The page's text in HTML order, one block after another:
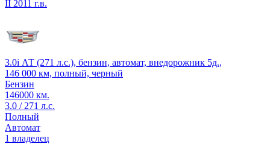
II 2011 г.в.
3.0i АТ (271 л.с.), бензин, автомат, внедорожник 5д.,
146 000 км, полный, черный
Бензин
146000 км.
3.0 / 271 л.с.
Полный
Автомат
1 владелец